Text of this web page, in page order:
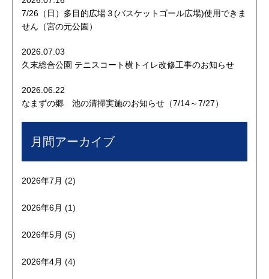
7/26（日）多目的広場３(バスケットゴール広場)使用できま
せん（宮の元公園）
2026.07.03
久末総合公園 テニスコート横トイレ改修工事のお知らせ
2026.06.22
なまずの郷 池の清掃実施のお知らせ（7/14～7/27）
月間アーカイブ
2026年7月 (2)
2026年6月 (1)
2026年5月 (5)
2026年4月 (4)